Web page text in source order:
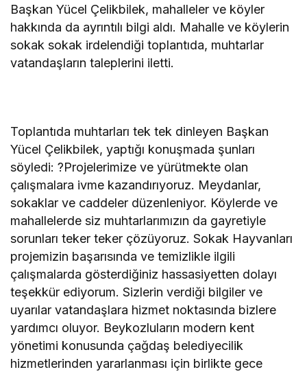
Başkan Yücel Çelikbilek, mahalleler ve köyler
hakkında da ayrıntılı bilgi aldı. Mahalle ve köylerin
sokak sokak irdelendiği toplantıda, muhtarlar
vatandaşların taleplerini iletti.
Toplantıda muhtarları tek tek dinleyen Başkan
Yücel Çelikbilek, yaptığı konuşmada şunları
söyledi: ?Projelerimize ve yürütmekte olan
çalışmalara ivme kazandırıyoruz. Meydanlar,
sokaklar ve caddeler düzenleniyor. Köylerde ve
mahallelerde siz muhtarlarımızın da gayretiyle
sorunları teker teker çözüyoruz. Sokak Hayvanları
projemizin başarısında ve temizlikle ilgili
çalışmalarda gösterdiğiniz hassasiyetten dolayı
teşekkür ediyorum. Sizlerin verdiği bilgiler ve
uyarılar vatandaşlara hizmet noktasında bizlere
yardımcı oluyor. Beykozluların modern kent
yönetimi konusunda çağdaş belediyecilik
hizmetlerinden yararlanması için birlikte gece